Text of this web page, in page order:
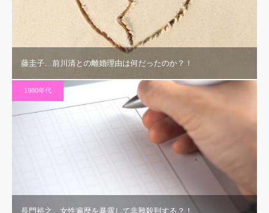
藤圭子…前川清との離婚理由は何だったのか？！
1980年代
長門裕之…女性遍歴を暴露して非難殺到する？！